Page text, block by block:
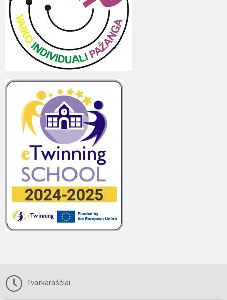
Tvarkaraščiai